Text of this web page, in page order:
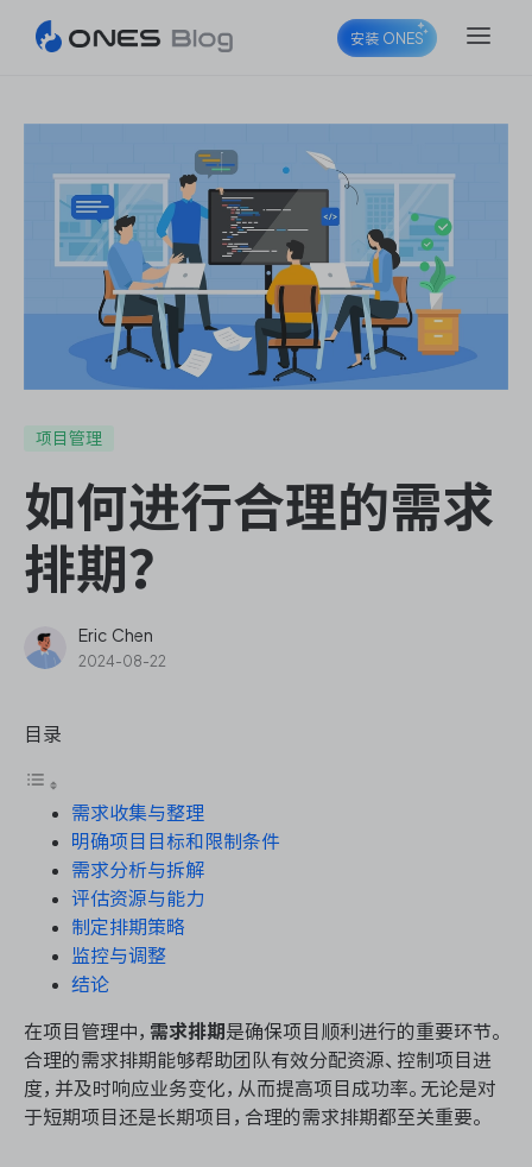
ONES Project
ONES Wiki
ONES Desk
ONES Assistant
瀑布项目管理
测试管理
资源和工时管理
安装 ONES
项目管理
如何进行合理的需求
排期？
Eric Chen
2024-08-22
目录
需求收集与整理
明确项目目标和限制条件
需求分析与拆解
评估资源与能力
制定排期策略
监控与调整
结论
在项目管理中， 需求排期 是确保项目顺利进行的重要环节。
合理的需求排期能够帮助团队有效分配资源、控制项目进
度，并及时响应业务变化，从而提高项目成功率。无论是对
于短期项目还是长期项目，合理的需求排期都至关重要。